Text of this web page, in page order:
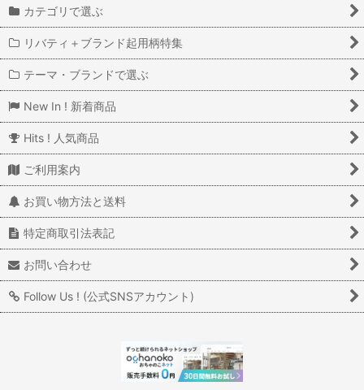
カテゴリで選ぶ
リバティ＋ブランド起用柄特集
テーマ・ブランドで選ぶ
New In ! 新着商品
Hits ! 人気商品
ご利用案内
お買い物方法と送料
特定商取引法表記
お問い合わせ
Follow Us ! (公式SNSアカウント)